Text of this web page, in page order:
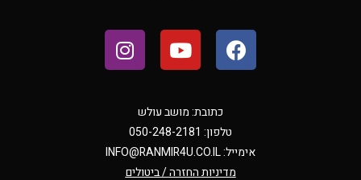
כתובת: מושב עולש
טלפון: 050-248-2181
אימייל:INFO@RANMIR4U.CO.IL
מדיניות החזרה / ביטולים